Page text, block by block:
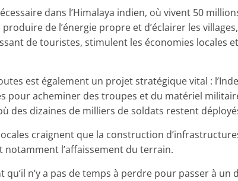
dans l’Himalaya indien, où vivent 50
de l’énergie propre et d’éclairer les
de touristes, stimulent les économies locales
est également un projet stratégique vital :
pour acheminer des troupes et du matériel
des dizaines de milliers de soldats restent
craignent que la construction
notamment l’affaissement du terrain.
qu’il n’y a pas de temps à perdre pour passer à un